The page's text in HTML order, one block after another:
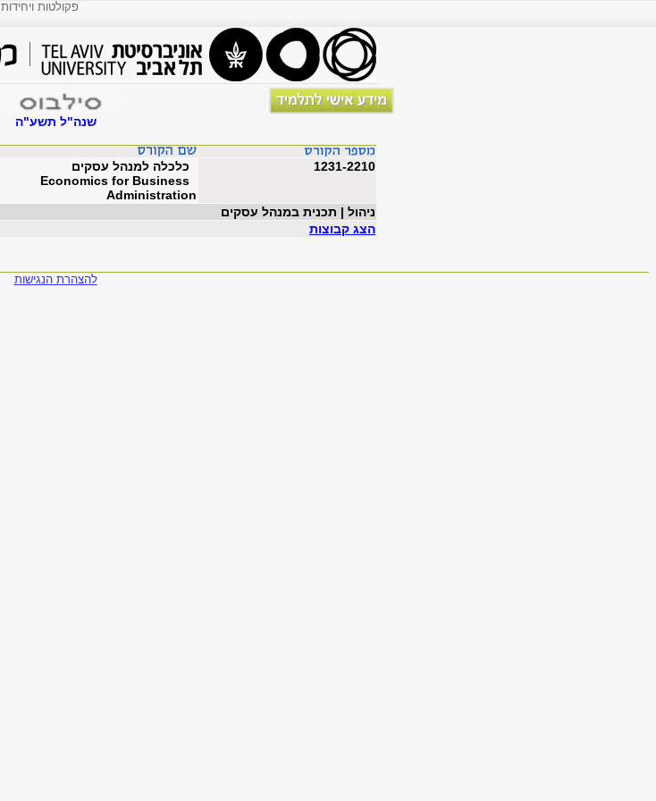
פקולטות ויחידות
שנה"ל תשע"ה
כלכלה למנהל עסקים
Economics for Business
Administration
1231-2210
ניהול | תכנית במנהל עסקים
הצג קבוצות
להצהרת הנגישות